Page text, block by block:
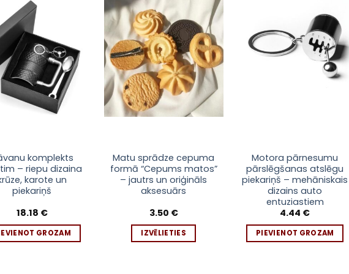
sarakstam
komplekts
– riepu dizaina
karote un
piekariņš
18.18 €
GROZAM
Pievienot
sarakstam
Matu sprādze cepuma
formā “Cepums matos”
– jautrs un oriģināls
aksesuārs
3.50 €
IZVĒLIETIES
This
product
has
options
Pievienot
sarakstam
Motora pārnesumu
pārslēgšanas atslēgu
piekariņš – mehāniskais
dizains auto
entuziastiem
4.44 €
PIEVIENOT GROZAM